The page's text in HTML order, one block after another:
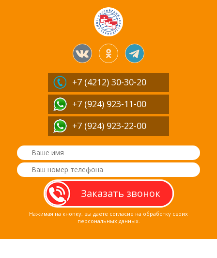
+7 (4212) 30-30-20
+7 (924) 923-11-00
+7 (924) 923-22-00
Нажимая на кнопку, вы даете согласие на обработку своих
персональных данных.